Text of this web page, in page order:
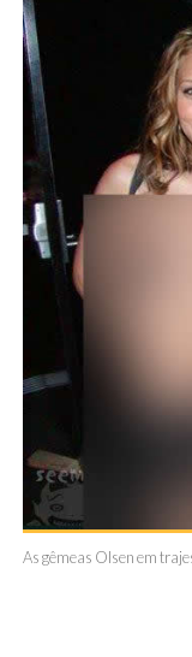
As gêmeas Olsen em